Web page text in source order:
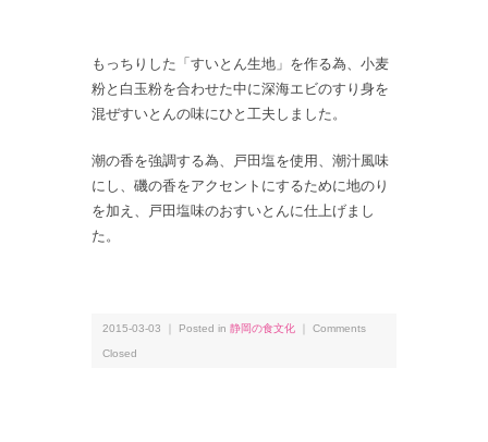
もっちりした「すいとん生地」を作る為、小麦
粉と白玉粉を合わせた中に深海エビのすり身を
混ぜすいとんの味にひと工夫しました。
潮の香を強調する為、戸田塩を使用、潮汁風味
にし、磯の香をアクセントにするために地のり
を加え、戸田塩味のおすいとんに仕上げまし
た。
2015-03-03 ｜ Posted in 静岡の食文化 Comments
Closed